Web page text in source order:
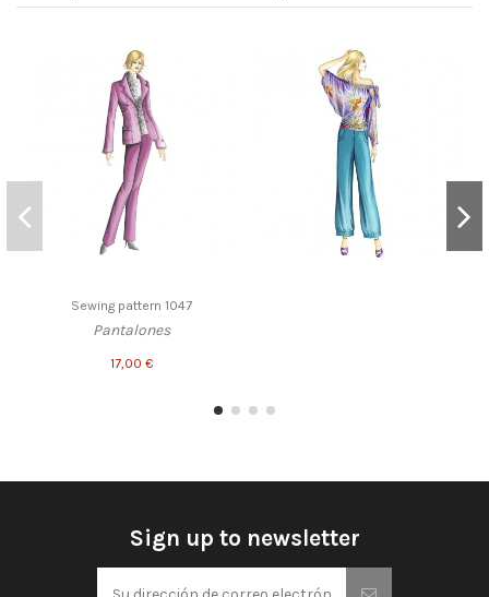
Sewing pattern 1047
Pantalones
17,00 €
Sign up to newsletter